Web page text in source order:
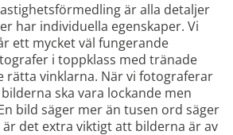
är alla detaljer
har individuella egenskaper. Vi
ett mycket väl fungerande
i toppklass med tränade
rätta vinklarna. När vi fotograferar
ska vara lockande men
bild säger mer än tusen ord säger
det extra viktigt att bilderna är av